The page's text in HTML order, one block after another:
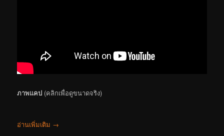
ภาพแคป (คลิกเพื่อดูขนาดจริง)
อ่านเพิ่มเติม →